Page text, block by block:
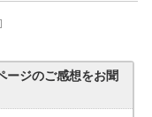
ージのご感想をお聞